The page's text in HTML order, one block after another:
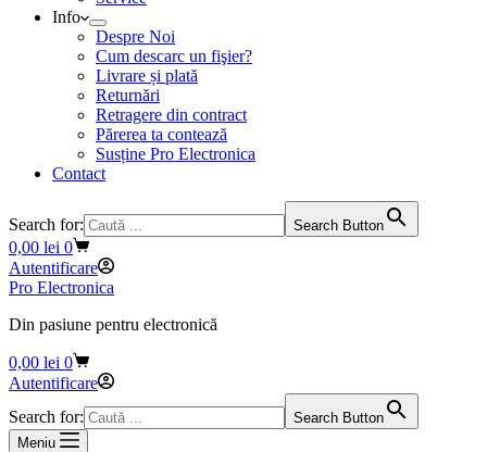
Info
Despre Noi
Cum descarc un fişier?
Livrare și plată
Returnări
Retragere din contract
Părerea ta contează
Susține Pro Electronica
Contact
Search for: Search Button
Coș
de
cumpărături
0,00 lei 0
Autentificare
Pro Electronica
Din pasiune pentru electronică
Coș
de
0,00 lei 0
Autentificare
Search for:
Search Button
Meniu